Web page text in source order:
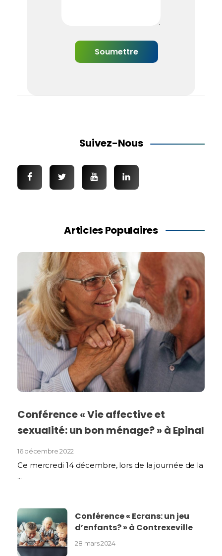
Suivez-Nous
Articles Populaires
Conférence « Vie affective et
sexualité: un bon ménage? » à Epinal
16 décembre 2022
Ce mercredi 14 décembre, lors de la journée de la
...
Conférence « Ecrans: un jeu
d’enfants? » à Contrexeville
28 mars 2024